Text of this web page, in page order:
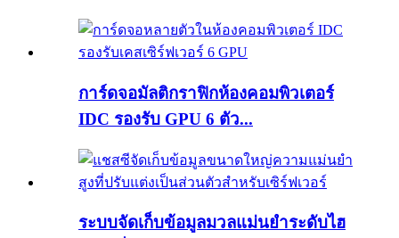
การ์ดจอมัลติกราฟิกห้องคอมพิวเตอร์
IDC รองรับ GPU 6 ตัว...
ระบบจัดเก็บข้อมูลมวลแม่นยำระดับไฮ